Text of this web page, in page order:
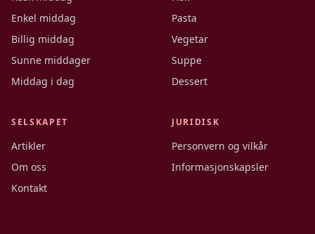
Enkel middag
Billig middag
Sunne middager
Middag i dag
Pasta
Vegetar
Suppe
Dessert
SELSKAPET
Artikler
Om oss
Kontakt
JURIDISK
Personvern og vilkår
Informasjonskapsler